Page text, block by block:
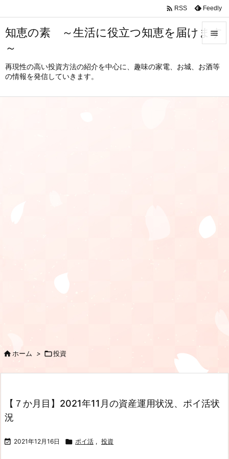
知恵の素 ～生活に役立つ知恵を届けます
～
再現性の高い投資方法の紹介を中心に、趣味の家電、お城、お酒等
の情報を発信していきます。

メニュ
 RSS Feedly
ホーム > 投資
【７か月目】2021年11月の資産運用状況、ポイ活状
況
 2021年12月16日  ポイ活 , 投資